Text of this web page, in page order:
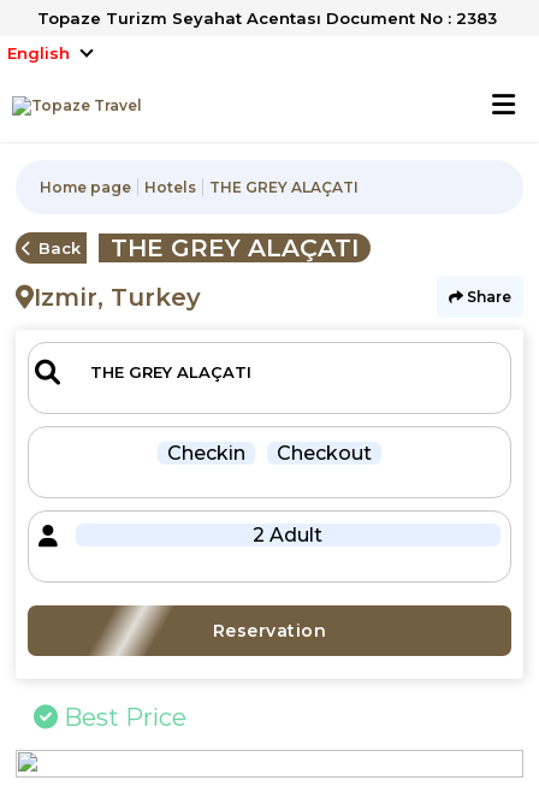
Topaze Turizm Seyahat Acentası Document No : 2383
English
Home page Hotels THE GREY ALAÇATI
Back
THE GREY ALAÇATI
Izmir, Turkey
Share
Checkin Checkout
2 Adult
Reservation
Best Price